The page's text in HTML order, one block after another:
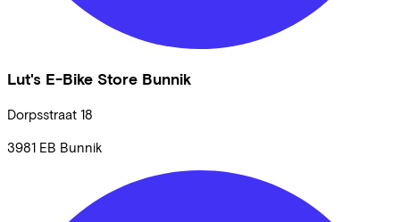
Lut's E-Bike Store Bunnik
Dorpsstraat 18
3981 EB Bunnik